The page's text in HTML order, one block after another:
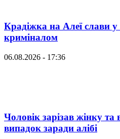
Крадіжка на Алеї слави у
криміналом
06.08.2026 - 17:36
Чоловік зарізав жінку
випадок заради алібі